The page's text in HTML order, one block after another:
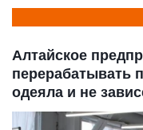
Алтайское
перерабатывать
одеяла и не